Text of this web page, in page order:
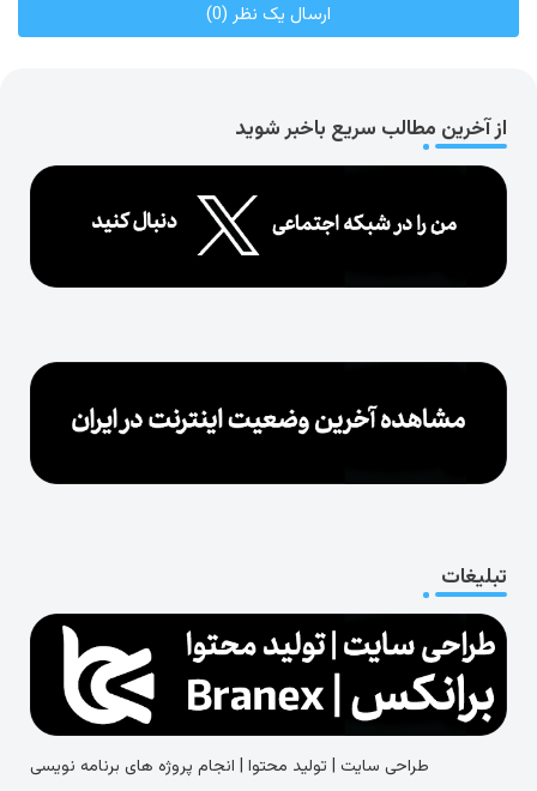
ارسال یک نظر (0)
از آخرین مطالب سریع باخبر شوید
تبلیغات
طراحی سایت | تولید محتوا | انجام پروژه های برنامه نویسی